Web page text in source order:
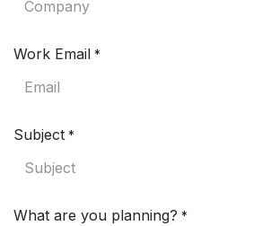
Work Email *
Subject *
What are you planning? *